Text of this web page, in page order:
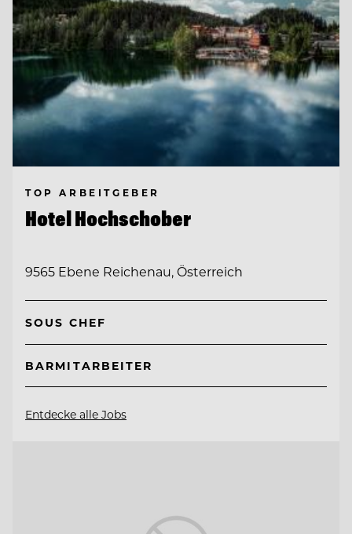
TOP ARBEITGEBER
Hotel Hochschober
9565 Ebene Reichenau, Österreich
SOUS CHEF
BARMITARBEITER
Entdecke alle Jobs